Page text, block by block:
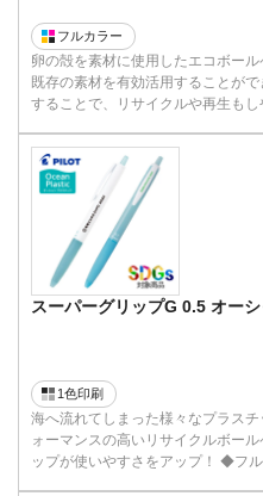
フルカラー
卵の殻を素材に使用したエコボー
既存の素材を有効活用することが
することで、リサイクルや再生も
スーパーグリップG 0.5 オー
1色印刷
海へ流れてしまった様々なプラス
ォーマンスの高いリサイクルボー
ップが使い